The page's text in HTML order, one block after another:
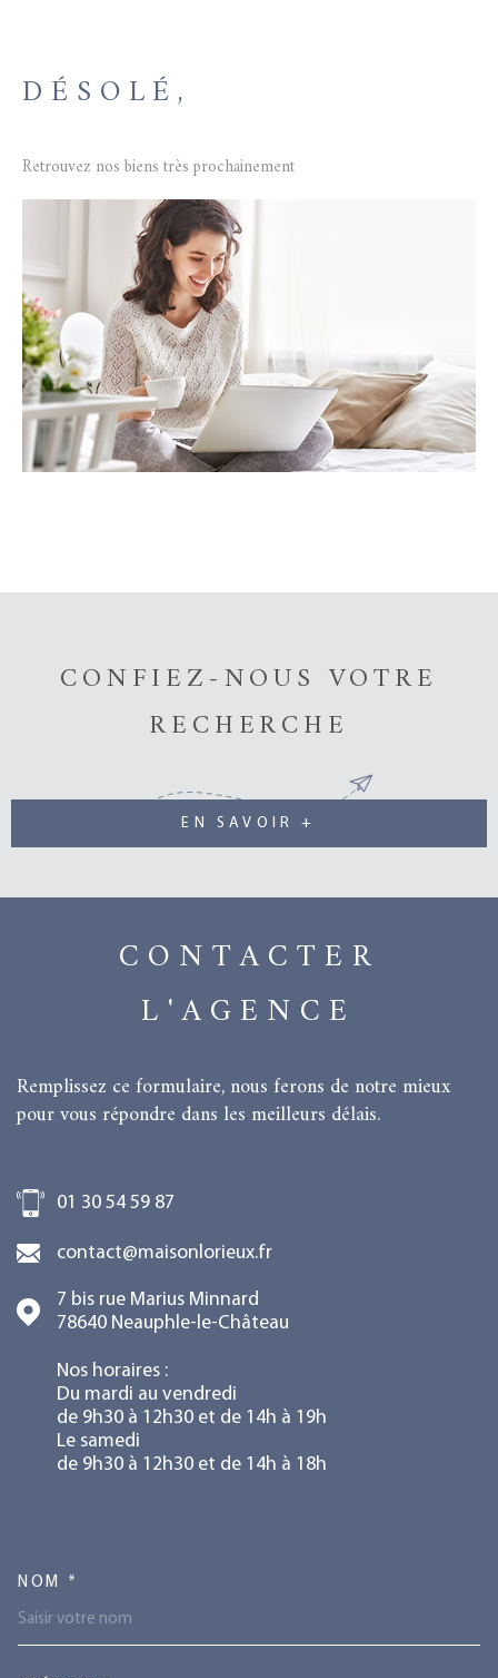
DÉSOLÉ,
Retrouvez nos biens très prochainement
CONFIEZ-NOUS VOTRE
RECHERCHE
EN SAVOIR +
CONTACTER
L'AGENCE
Remplissez ce formulaire, nous ferons de notre mieux
pour vous répondre dans les meilleurs délais.
01 30 54 59 87
contact@maisonlorieux.fr
7 bis rue Marius Minnard
78640
Neauphle-le-Château
Nos horaires :
Du mardi au vendredi
de 9h30 à 12h30 et de 14h à 19h
Le samedi
de 9h30 à 12h30 et de 14h à 18h
NOM *